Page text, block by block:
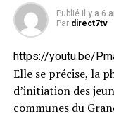
Publié il y a 6
Par direct7tv
https://youtu.be/
Elle se précise, la
d’initiation des
communes du